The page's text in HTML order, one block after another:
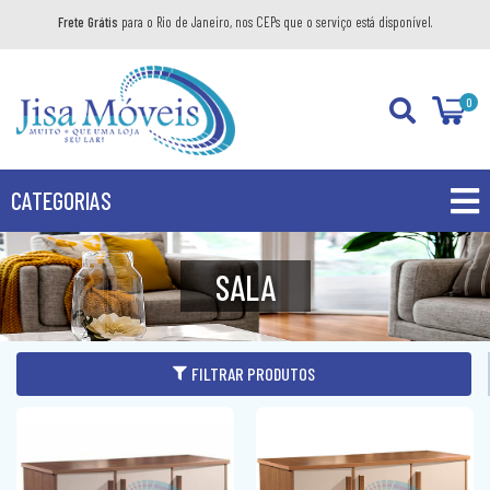
Frete Grátis para o Rio de Janeiro, nos CEPs que o serviço está disponível.
0
CATEGORIAS
PROMOÇÕES
PRODUTOS
BANHEIRO
BALCÃO
BANDEJA DECORATIVA
DORMITÓRIO
SALA
FILTRAR PRODUTOS